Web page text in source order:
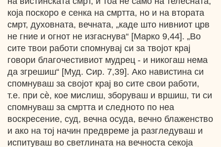
која поскоро е сенка на смртта, но и на втората
смрт, духовната, вечната, „каде што нивниот црв
не гние и огнот не изгаснува“ [Марко 9,44]. „Во
сите твои работи спомнувај си за твојот крај
говори благочестивиот мудрец - и никогаш нема
да згрешиш“ [Муд. Сир. 7,39]. Ако навистина си
спомнуваш за својот крај во сите свои работи,
т.е. при сѐ, кое мислиш, зборуваш и вршиш, ти си
спомнуваш за смртта и следното по неа
воскресение, суд, вечна осуда, вечно блаженство
и ако на тој начин предвреме ја разгледуваш и
испитуваш во светлината на вечноста секоја